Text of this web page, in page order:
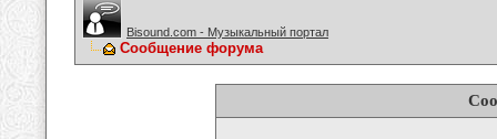
Bisound.com - Музыкальный портал
Сообщение форума